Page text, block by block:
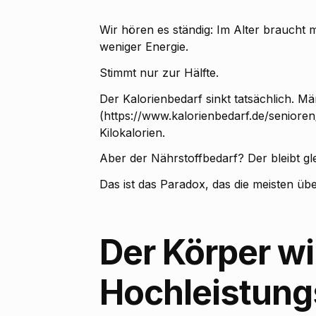
Wir hören es ständig: Im Alter braucht
weniger Energie.
Stimmt nur zur Hälfte.
Der Kalorienbedarf sinkt tatsächlich.
(https://www.kalorienbedarf.de/
Kilokalorien.
Aber der Nährstoffbedarf? Der bleibt
Das ist das Paradox, das die meisten
Der Körper